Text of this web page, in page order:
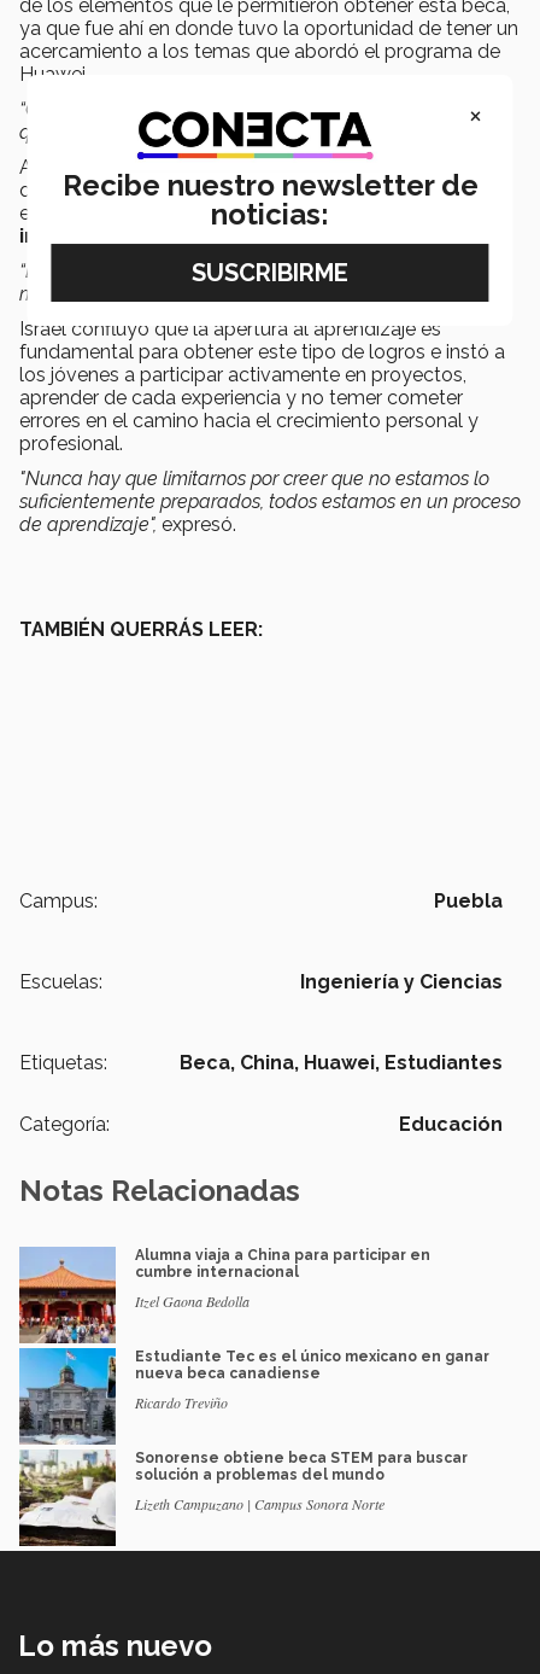
de los elementos que le permitieron obtener esta beca,
ya que fue ahí en donde tuvo la oportunidad de tener un
acercamiento a los temas que abordó el programa de
Huawei.
“Casi todo lo que había trabajado en ese módulo fue lo
que vi en la certificación”, afirmó.
Además, Lezama comentó que uno de los objetivos
que tienen en el área de ingeniería del Tec y
especialmente en la concentración, es
impacto real
“Este es un espacio para integrar conocimientos de
muchas áreas y formar un perfil más integral”, explicó.
Israel confluyó que la apertura al aprendizaje es
fundamental para obtener este tipo de logros e instó a
los jóvenes a participar activamente en proyectos,
aprender de cada experiencia y no temer cometer
errores en el camino hacia el crecimiento personal y
profesional.
"Nunca hay que limitarnos por creer que no estamos lo
suficientemente preparados, todos estamos en un proceso
de aprendizaje", expresó.
TAMBIÉN QUERRÁS LEER:
Campus: Puebla
Escuelas: Ingeniería y Ciencias
Etiquetas: Beca, China, Huawei, Estudiantes
Categoría: Educación
Notas Relacionadas
Alumna viaja a China para participar en
cumbre internacional
Itzel Gaona Bedolla
Estudiante Tec es el único mexicano en ganar
nueva beca canadiense
Ricardo Treviño
Sonorense obtiene beca STEM para buscar
solución a problemas del mundo
Lizeth Campuzano | Campus Sonora Norte
Lo más nuevo
×
Recibe nuestro newsletter de
noticias: